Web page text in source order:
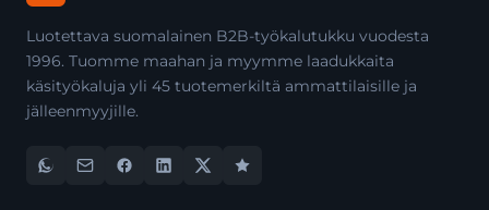
Luotettava suomalainen B2B-työkalutukku vuodesta
1996. Tuomme maahan ja myymme laadukkaita
käsityökaluja yli 45 tuotemerkiltä ammattilaisille ja
jälleenmyyjille.